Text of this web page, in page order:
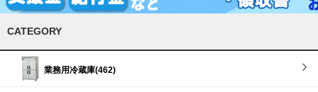
CATEGORY
業務用冷蔵庫(462)